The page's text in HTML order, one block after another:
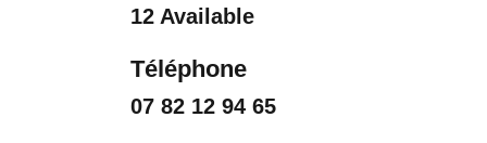
12 Available
Téléphone
07 82 12 94 65